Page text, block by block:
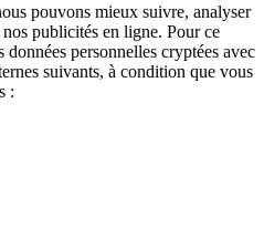
pouvons mieux suivre, analyser
publicités en ligne. Pour ce
personnelles cryptées avec
suivants, à condition que vous
: